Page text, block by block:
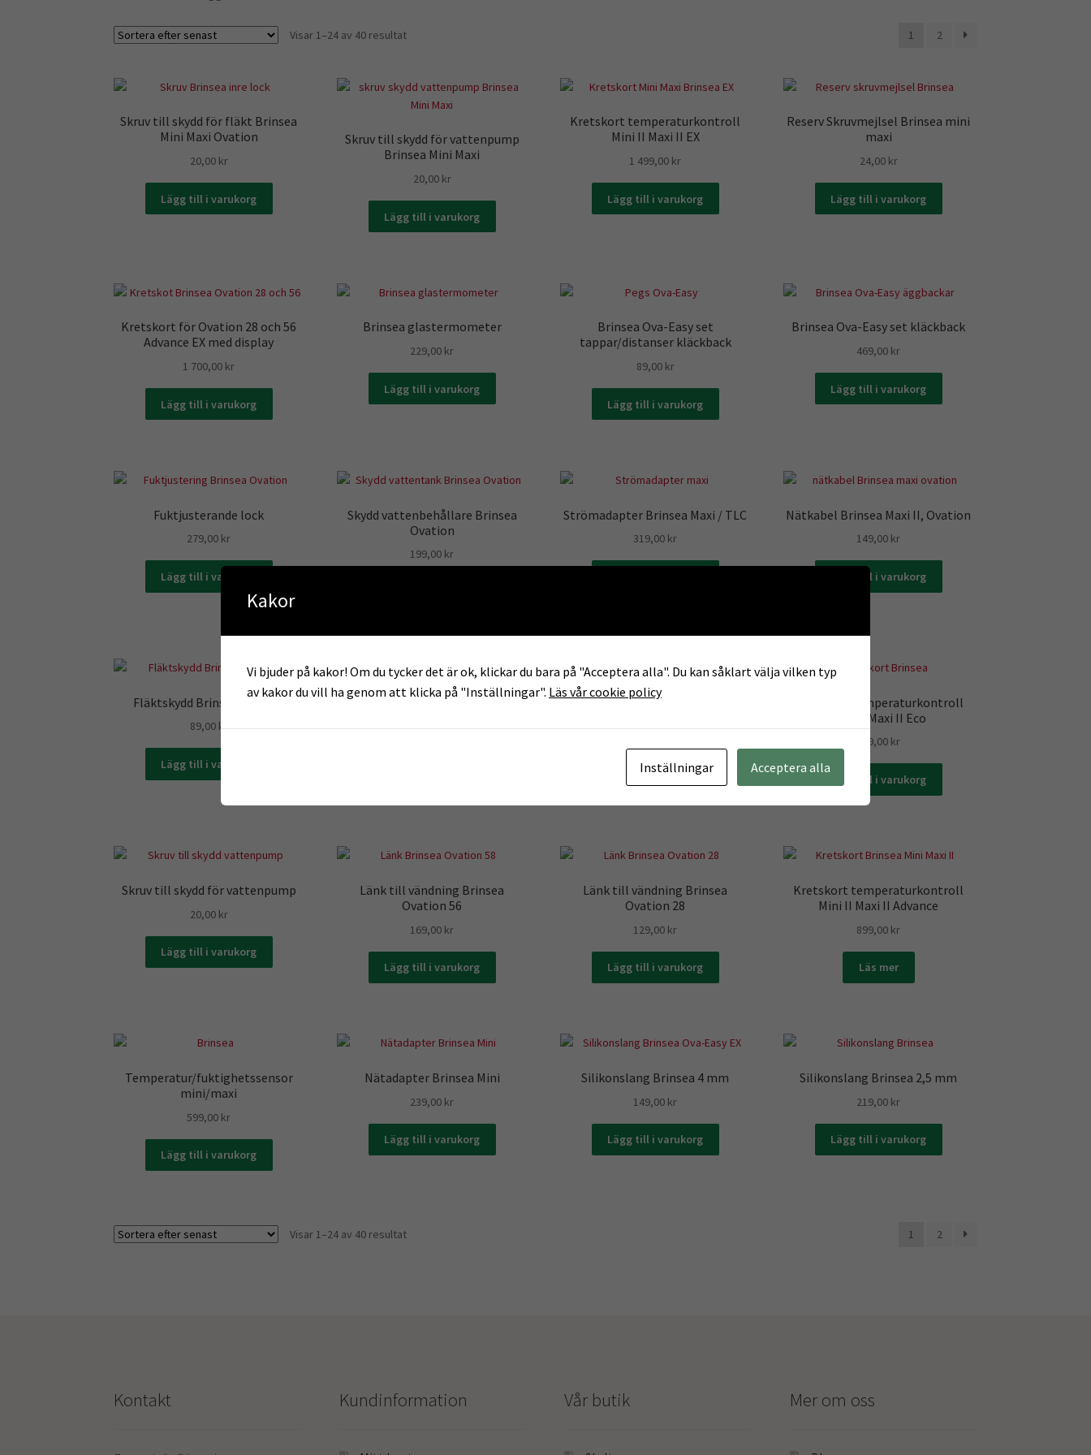
Visar 1–24 av 40 resultatSortera
1 2
Skruv till skydd för fläkt Brinsea
Mini Maxi Ovation
20,00 kr
Lägg till i varukorg
Skruv till skydd för vattenpump
Brinsea Mini Maxi
20,00 kr
Lägg till i varukorg
Kretskort temperaturkontroll
Mini II Maxi II EX
1 499,00 kr
Lägg till i varukorg
Reserv Skruvmejlsel Brinsea mini
maxi
24,00 kr
Lägg till i varukorg
Kretskort för Ovation 28 och 56
Advance EX med display
1 700,00 kr
Lägg till i varukorg
Brinsea glastermometer
229,00 kr
Lägg till i varukorg
Brinsea Ova-Easy set
tappar/distanser kläckback
89,00 kr
Lägg till i varukorg
Brinsea Ova-Easy set kläckback
469,00 kr
Lägg till i varukorg
Fuktjusterande lock
279,00 kr
Lägg till i varukorg
Skydd vattenbehållare Brinsea
Ovation
199,00 kr
Strömadapter Brinsea Maxi / TLC
319,00 kr
Nätkabel Brinsea Maxi II, Ovation
149,00 kr
Lägg till i varukorg
Fläktskydd Brinsea Ovation
89,00 kr
Lägg till i varukorg
Slangkoppling kort
69,00kr
Slangkoppling
79,00kr
Lägg till i varukorg
Kretskort temperaturkontroll
Mini II Maxi II Eco
799,00 kr
Lägg till i varukorg
Skruv till skydd för vattenpump
20,00 kr
Lägg till i varukorg
Länk till vändning Brinsea
Ovation 56
169,00 kr
Lägg till i varukorg
Länk till vändning Brinsea
Ovation 28
129,00 kr
Lägg till i varukorg
Kretskort temperaturkontroll
Mini II Maxi II Advance
899,00 kr
Läs mer
Temperatur/fuktighetssensor
mini/maxi
599,00 kr
Lägg till i varukorg
Nätadapter Brinsea Mini
239,00 kr
Lägg till i varukorg
Silikonslang Brinsea 4 mm
149,00 kr
Lägg till i varukorg
Silikonslang Brinsea 2,5 mm
219,00 kr
Lägg till i varukorg
Visar 1–24 av 40 resultatSortera
1 2
Kontakt Kundinformation Vår butik Mer om oss
Kakor
Vi bjuder på kakor! Om du tycker det är ok, klickar du bara på "Acceptera alla". Du kan såklart välja vilken typ
av kakor du vill ha genom att klicka på "Inställningar". Läs vår cookie policy
Inställningar Acceptera alla